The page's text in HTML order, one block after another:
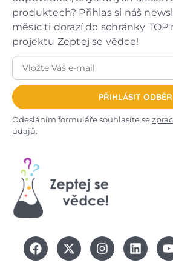
produktech? Přihlas si náš
měsíc ti dorazí do schránky TOP
projektu Zeptej se vědce!
PŘIHLÁSIT ODBĚR
Odesláním formuláře souhlasíte se
údajů.